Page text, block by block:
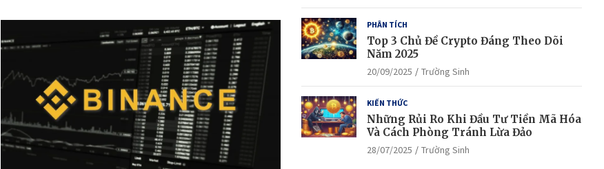
PHÂN TÍCH
Top 3 Chủ Đề Crypto Đáng Theo Dõi
Năm 2025
20/09/2025 Trường Sinh
KIẾN THỨC
Những Rủi Ro Khi Đầu Tư Tiền Mã Hóa
Và Cách Phòng Tránh Lừa Đảo
28/07/2025 Trường Sinh